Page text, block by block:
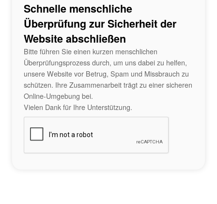
Schnelle menschliche
Überprüfung zur Sicherheit der
Website abschließen
Bitte führen Sie einen kurzen menschlichen
Überprüfungsprozess durch, um uns dabei zu helfen,
unsere Website vor Betrug, Spam und Missbrauch zu
schützen. Ihre Zusammenarbeit trägt zu einer sicheren
Online-Umgebung bei.
Vielen Dank für Ihre Unterstützung.